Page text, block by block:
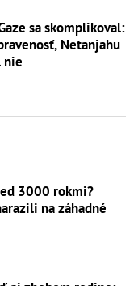
sa skomplikoval:
Netanjahu
nie
3000 rokmi?
na záhadné